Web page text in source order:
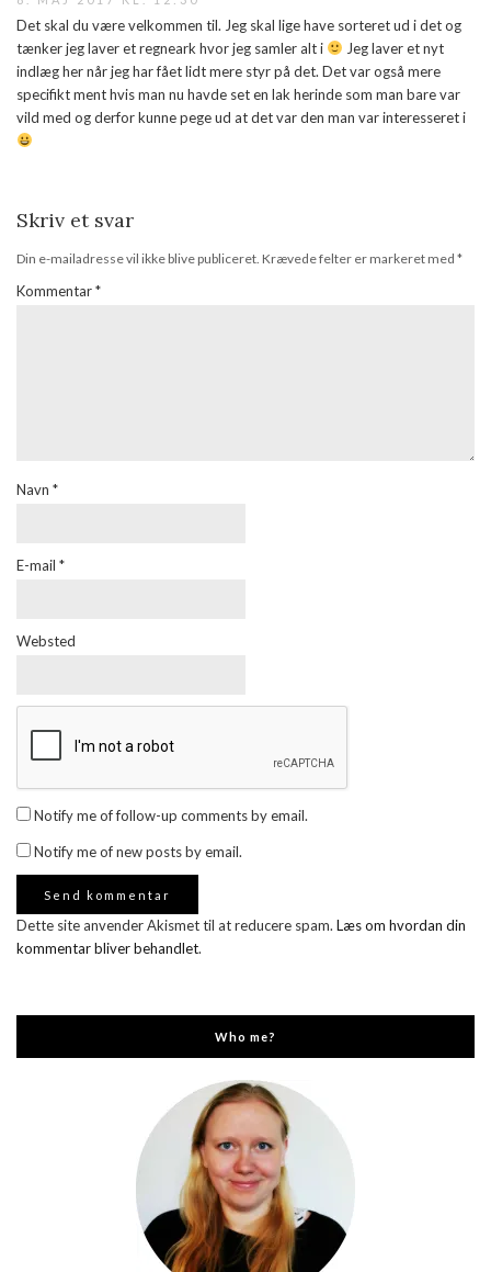
Det skal du være velkommen til. Jeg skal lige have sorteret ud i det og
tænker jeg laver et regneark hvor jeg samler alt i
Jeg laver et nyt
indlæg her når jeg har fået lidt mere styr på det. Det var også mere
specifikt ment hvis man nu havde set en lak herinde som man bare var
vild med og derfor kunne pege ud at det var den man var interesseret i
Skriv et svar
Din e-mailadresse vil ikke blive publiceret. Krævede felter er markeret med *
Kommentar*
Navn *
E-mail *
Websted
Notify me of follow-up comments by email.
Notify me of new posts by email.
Dette site anvender Akismet til at reducere spam. Læs om hvordan din
kommentar bliver behandlet.
Who me?